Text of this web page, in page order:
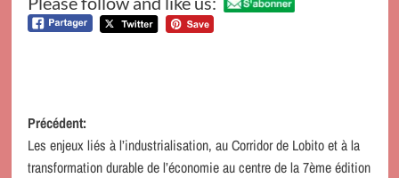
Navigation
d’article
Précédent:
Les enjeux liés à l’industrialisation, au Corridor de Lobito et à la
transformation durable de l’économie au centre de la 7ème édition